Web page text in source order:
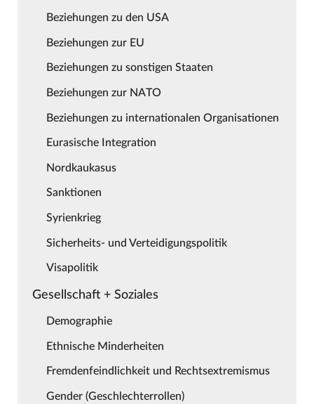
Beziehungen zu den USA
Beziehungen zur EU
Beziehungen zu sonstigen Staaten
Beziehungen zur NATO
Beziehungen zu internationalen Organisationen
Eurasische Integration
Nordkaukasus
Sanktionen
Syrienkrieg
Sicherheits- und Verteidigungspolitik
Visapolitik
Gesellschaft + Soziales
Demographie
Ethnische Minderheiten
Fremdenfeindlichkeit und Rechtsextremismus
Gender (Geschlechterrollen)